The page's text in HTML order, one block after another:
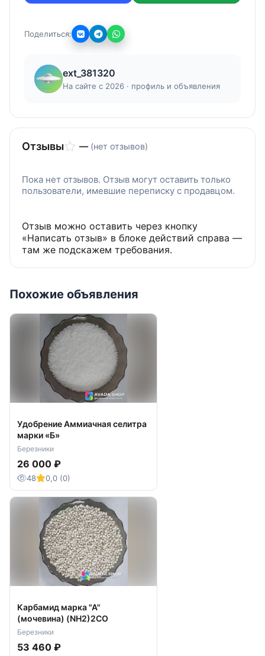
Поделиться:
ext_381320
На сайте с 2026 · профиль и объявления
Отзывы — (нет отзывов)
Пока нет отзывов. Отзыв могут оставить только
пользователи, имевшие переписку с продавцом.
Отзыв можно оставить через кнопку
«Написать отзыв» в блоке действий справа —
там же подскажем требования.
Похожие объявления
Удобрение Аммиачная селитра
марки «Б»
Березники
26 000 ₽
48 0,0 (0)
Карбамид марка "А"
(мочевина) (NH2)2CO
Березники
53 460 ₽